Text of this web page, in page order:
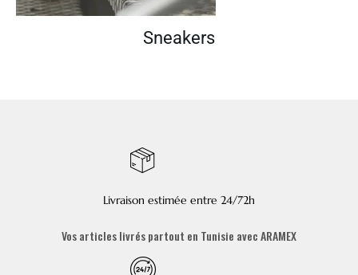
Sneakers
Livraison estimée entre 24/72h
Vos articles livrés partout en Tunisie avec ARAMEX